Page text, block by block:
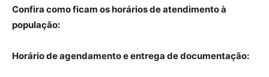
Confira como ficam os horários de atendimento à
população:
Horário de agendamento e entrega de documentação: